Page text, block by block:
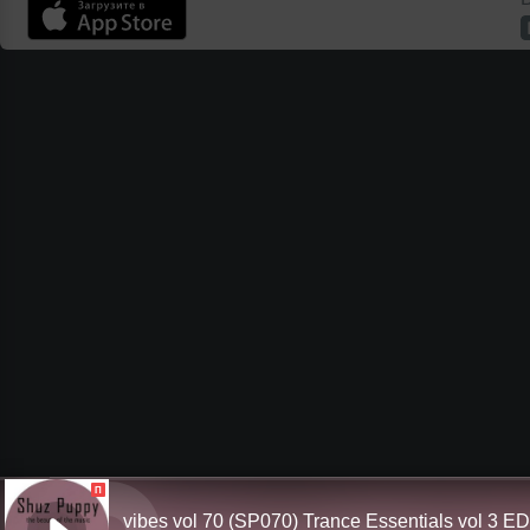
П
vibes vol 70 (SP070) Trance Essentials vol 3